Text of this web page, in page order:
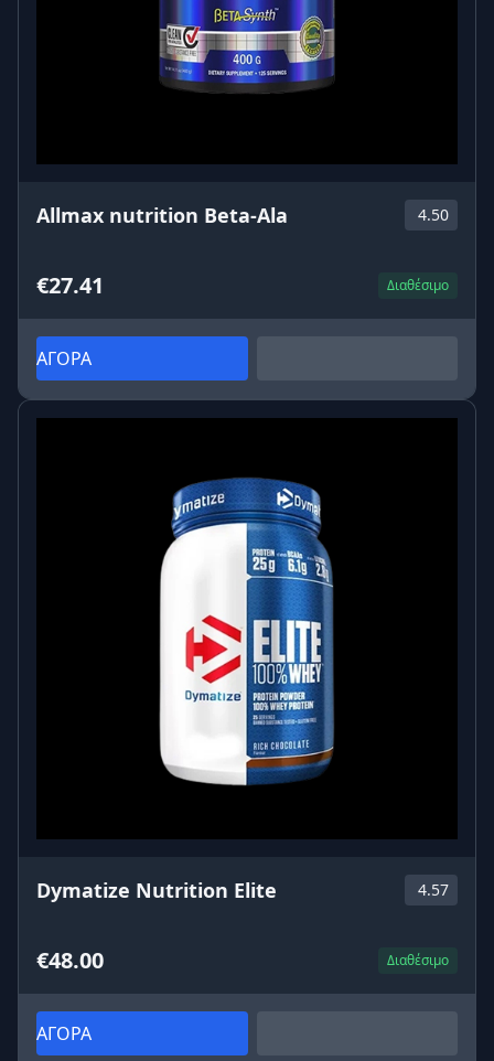
Allmax nutrition Beta-Ala 4.50
€27.41 Διαθέσιμο
ΑΓΟΡΑ
Dymatize Nutrition Elite 4.57
€48.00 Διαθέσιμο
ΑΓΟΡΑ